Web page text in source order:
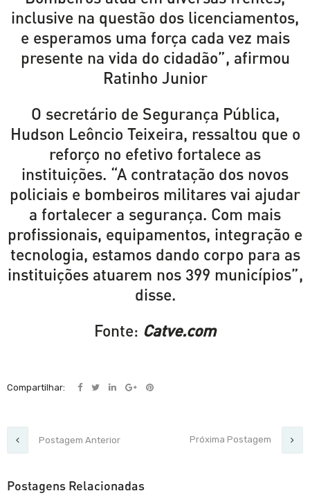
inclusive na questão dos licenciamentos,
e esperamos uma força cada vez mais
presente na vida do cidadão”, afirmou
Ratinho Junior
O secretário de Segurança Pública,
Hudson Leôncio Teixeira, ressaltou que o
reforço no efetivo fortalece as
instituições. “A contratação dos novos
policiais e bombeiros militares vai ajudar
a fortalecer a segurança. Com mais
profissionais, equipamentos, integração e
tecnologia, estamos dando corpo para as
instituições atuarem nos 399 municípios”,
disse.
Fonte: Catve.com
Compartilhar:
Postagem Anterior Próxima Postagem
Postagens Relacionadas